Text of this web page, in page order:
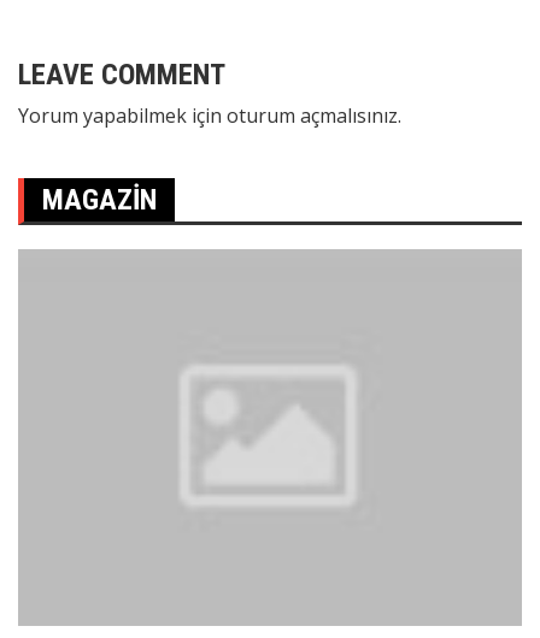
LEAVE COMMENT
Yorum yapabilmek için oturum açmalısınız.
MAGAZIN